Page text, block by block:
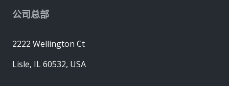
公司总部
2222 Wellington Ct
Lisle, IL 60532, USA